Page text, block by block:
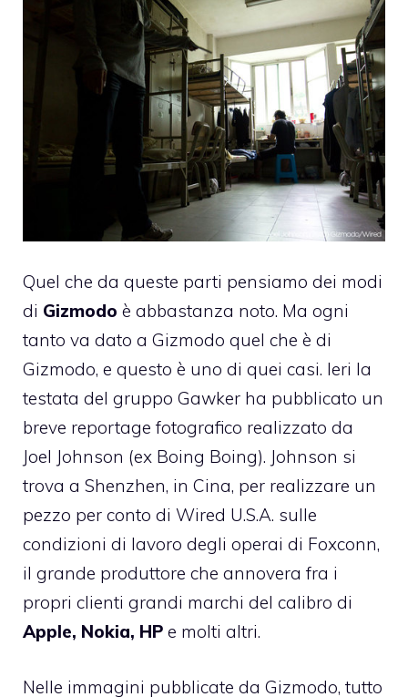
Quel che da queste parti pensiamo dei modi
di Gizmodo è abbastanza noto. Ma ogni
tanto va dato a Gizmodo quel che è di
Gizmodo, e questo è uno di quei casi. Ieri la
testata del gruppo Gawker ha pubblicato un
breve reportage fotografico realizzato da
Joel Johnson (ex Boing Boing). Johnson si
trova a Shenzhen, in Cina, per realizzare un
pezzo per conto di Wired U.S.A. sulle
condizioni di lavoro degli operai di Foxconn,
il grande produttore che annovera fra i
propri clienti grandi marchi del calibro di
Apple, Nokia, HP e molti altri.
Nelle immagini pubblicate da Gizmodo, tutto